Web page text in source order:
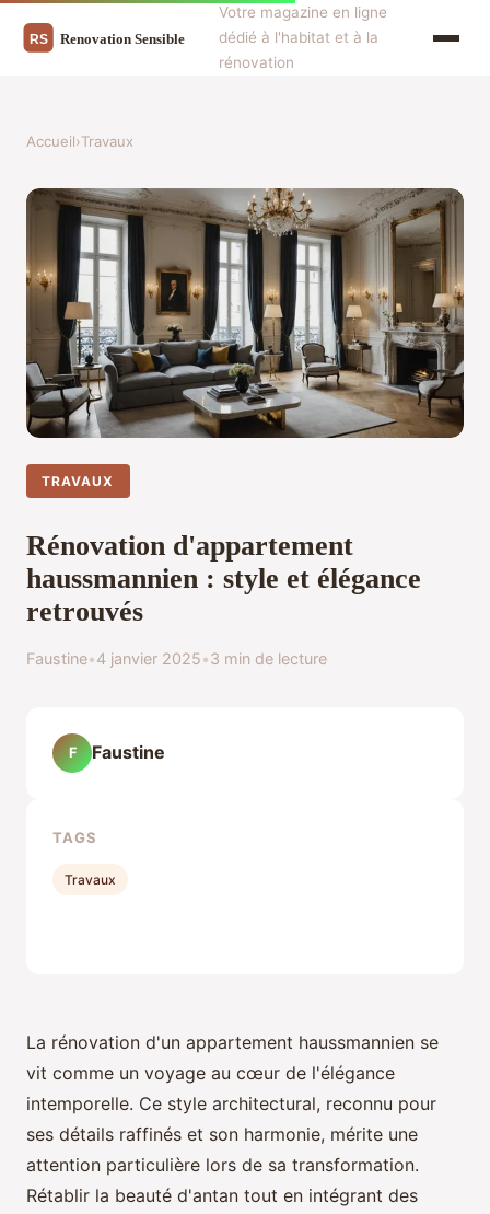
Votre magazine en ligne
dédié à l'habitat et à la
rénovation
Accueil›Travaux
TRAVAUX
Rénovation d'appartement
haussmannien : style et élégance
retrouvés
Faustine•4 janvier 2025•3 min de lecture
La rénovation d'un appartement haussmannien se
vit comme un voyage au cœur de l'élégance
intemporelle. Ce style architectural, reconnu pour
ses détails raffinés et son harmonie, mérite une
attention particulière lors de sa transformation.
Rétablir la beauté d'antan tout en intégrant des
F Faustine
TAGS
Travaux